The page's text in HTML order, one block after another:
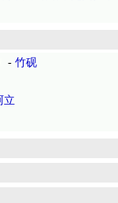
- 竹砚
立